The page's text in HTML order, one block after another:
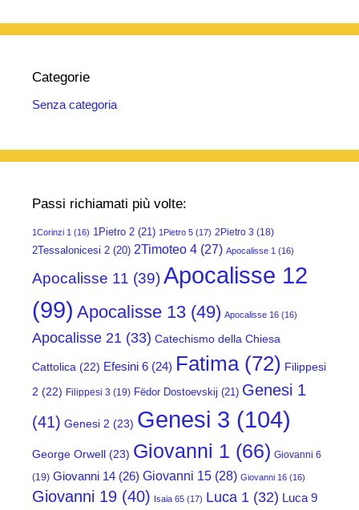
Categorie
Senza categoria
Passi richiamati più volte:
1Corinzi 1 (16) 1Pietro 2 (21) 1Pietro 5 (17) 2Pietro 3 (18)
2Tessalonicesi 2 (20) 2Timoteo 4 (27) Apocalisse 1 (16)
Apocalisse 11 (39)Apocalisse 12
(99) Apocalisse 13 (49) Apocalisse 16 (16)
Apocalisse 21 (33) Catechismo della Chiesa
Cattolica (22) Efesini 6 (24) Fatima(72) Filippesi
2 (22) Filippesi 3 (19) Fëdor Dostoevskij (21) Genesi 1
(41) Genesi 2 (23) Genesi 3 (104)
George Orwell (23) Giovanni 1 (66) Giovanni 6
(19) Giovanni 14 (26) Giovanni 15 (28) Giovanni 16 (16)
Giovanni 19 (40) Isaia 65 (17) Luca 1 (32) Luca 9